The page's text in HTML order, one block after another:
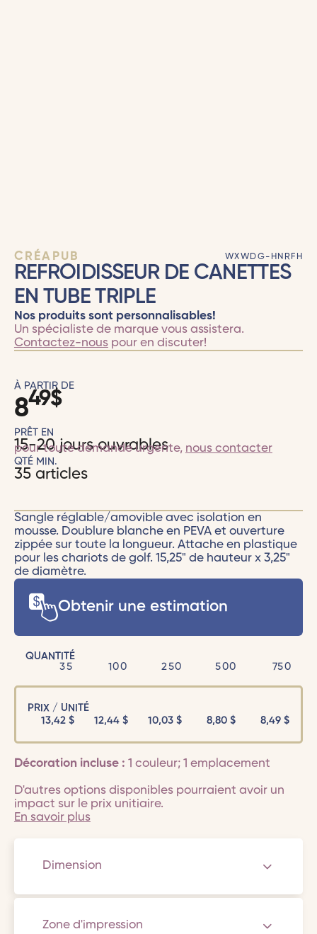
CRÉAPUB WXWDG-HNRFH
REFROIDISSEUR DE CANETTES
EN TUBE TRIPLE
Nos produits sont personnalisables!
Un spécialiste de marque vous assistera.
Contactez-nouspour en discuter!
À PARTIR DE
849$
PRÊT EN
15-20 jours ouvrables
pour toute demande urgente, nous contacter
QTÉ MIN.
35 articles
Sangle réglable/amovible avec isolation en
mousse. Doublure blanche en PEVA et ouverture
zippée sur toute la longueur. Attache en plastique
pour les chariots de golf. 15,25" de hauteur x 3,25"
de diamètre.
Obtenir une estimation
QUANTITÉ
35
100 250 500 750
PRIX / UNITÉ
13,42 $ 12,44 $ 10,03$ 8,80$ 8,49$
Décoration incluse : 1 couleur; 1 emplacement
D'autres options disponibles pourraient avoir un
impact sur le prix unitiaire.
En savoir plus
Dimension
Zone d'impression